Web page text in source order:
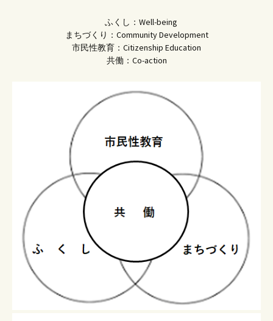
ふくし：Well-being
まちづくり：Community Development
市民性教育：Citizenship Education
共働：Co-action